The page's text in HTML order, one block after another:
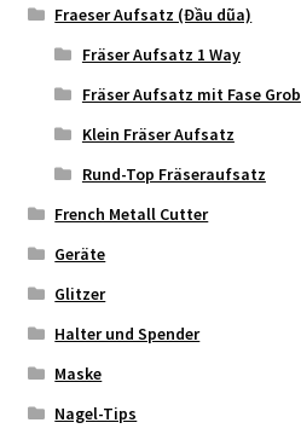
Fraeser Aufsatz (Đầu dũa)
Fräser Aufsatz 1 Way
Fräser Aufsatz mit Fase Grob
Klein Fräser Aufsatz
Rund-Top Fräseraufsatz
French Metall Cutter
Geräte
Glitzer
Halter und Spender
Maske
Nagel-Tips